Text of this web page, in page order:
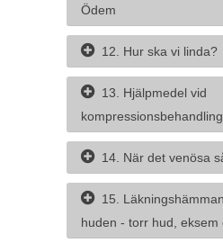
Ödem
12. Hur ska vi linda?
13. Hjälpmedel vid
kompressionsbehandling
14. När det venösa
15.
huden - torr hud, eksem